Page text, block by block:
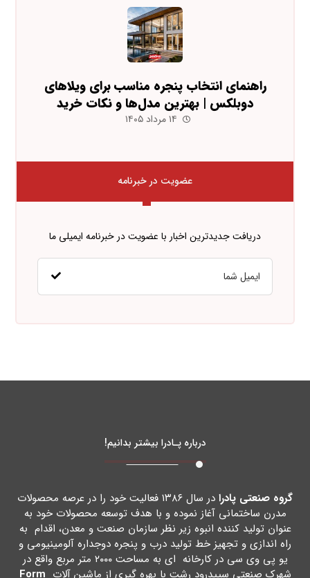
راهنمای انتخاب پنجره مناسب برای ویلاهای
دوبلکس | بهترین مدل‌ها و نکات خرید
۱۴ مرداد ۱۴۰۵
عضویت در خبرنامه
دریافت جدیدترین اخبار با عضویت در خبرنامه ایمیلی ما
درباره پـادرا بیشتر بدانیم!
گروه صنعتی پادرا
در سال ۱۳۸۶ فعالیت خود را در عرصه محصولات
مدرن ساختمانی آغاز نموده و با هدف توسعه محصولات خود به
عنوان تولید کننده انبوه زیر نظر سازمان صنعت و معدن، اقدام به
راه اندازي و تجهیز خط تولید درب و پنجره دوجداره آلومینیومی و
یو پی وي سی در کارخانه اي به مساحت ۲۰۰۰ متر مربع واقع در
شهرك صنعتی سپیدرود رشت با بهره گیري از ماشین آلات Form